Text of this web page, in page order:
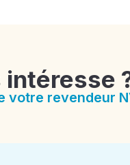
intéresse
votre revendeur